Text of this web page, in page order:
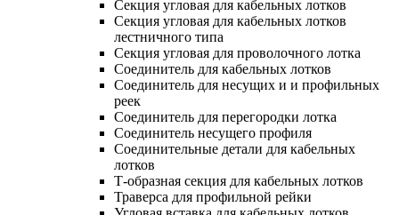
Секция угловая для кабельных лотков
Секция угловая для кабельных лотков
лестничного типа
Секция угловая для проволочного лотка
Соединитель для кабельных лотков
Соединитель для несущих и и профильных
реек
Соединитель для перегородки лотка
Соединитель несущего профиля
Соединительные детали для кабельных
лотков
Т-образная секция для кабельных лотков
Траверса для профильной рейки